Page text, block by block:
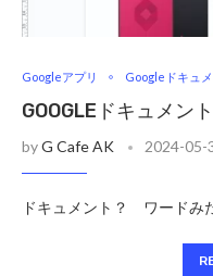
Googleアプリ Googleドキュ
GOOGLEドキュメン
byG Cafe AK 2024-05-
ドキュメント？ ワードみ